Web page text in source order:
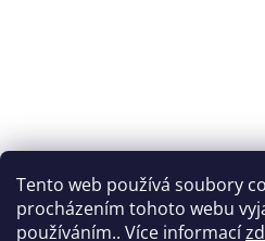
Tento web používá soubory
procházením tohoto webu
používáním.. Více informací